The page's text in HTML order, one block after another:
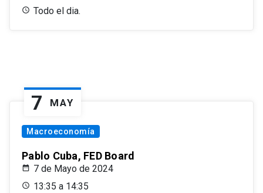
Todo el dia.
7 MAY
Macroeconomía
Pablo Cuba, FED Board
7 de Mayo de 2024
13:35 a 14:35